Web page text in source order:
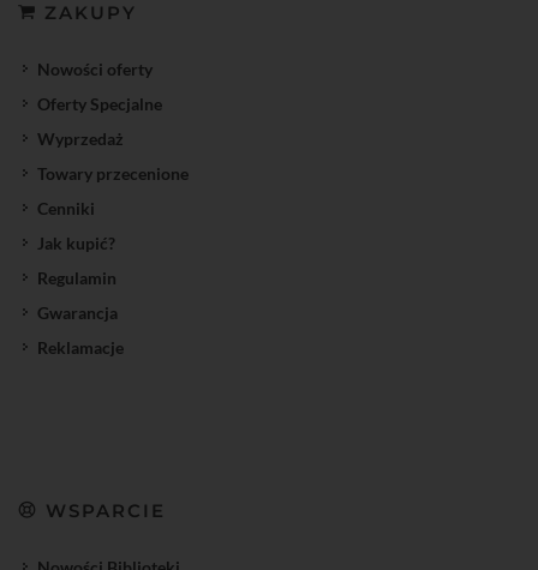
ZAKUPY
Nowości oferty
Oferty Specjalne
Wyprzedaż
Towary przecenione
Cenniki
Jak kupić?
Regulamin
Gwarancja
Reklamacje
WSPARCIE